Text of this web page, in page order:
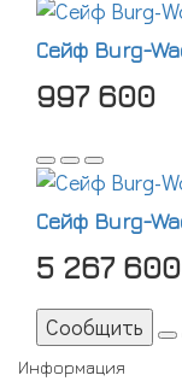
Сейф Burg-
997 600
Сейф Burg-
5 267 600
Сообщить
Информация